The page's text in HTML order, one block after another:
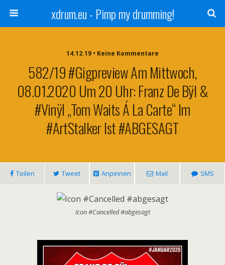
xdrum.eu - Pimp my drumming!
14.12.19 • Keine Kommentare
582/19 #Gigpreview Am Mittwoch,
08.01.2020 Um 20 Uhr: Franz De Bÿl &
#Vinÿl „Tom Waits Á La Carte“ Im
#ArtStalker Ist #ABGESAGT
Teilen Tweet Anpinnen Mail SMS
Icon #Cancelled #abgesagt